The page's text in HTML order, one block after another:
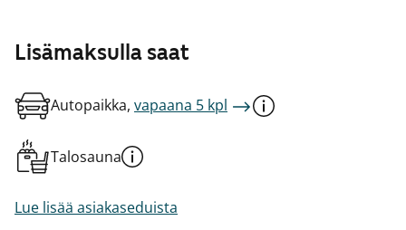
Lisämaksulla saat
Autopaikka, vapaana 5 kpl
Talosauna
Lue lisää asiakaseduista